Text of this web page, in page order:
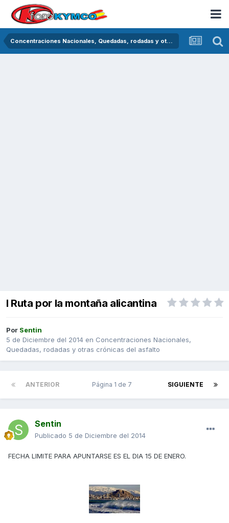
Concentraciones Nacionales, Quedadas, rodadas y otras crónicas del asfalto
I Ruta por la montaña alicantina
Por Sentin
5 de Diciembre del 2014 en Concentraciones Nacionales,
Quedadas, rodadas y otras crónicas del asfalto
ANTERIOR SIGUIENTE
Página 1 de 7
Sentin
Publicado 5 de Diciembre del 2014
FECHA LIMITE PARA APUNTARSE ES EL DIA 15 DE ENERO.